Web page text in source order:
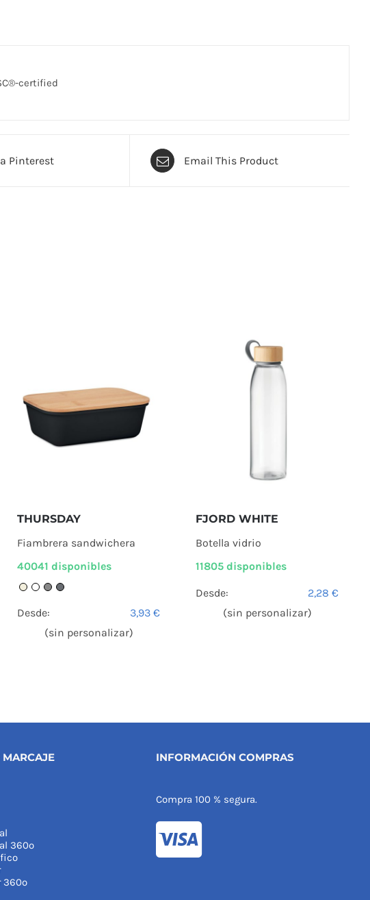
certified
Pinterest Email This Product
THURSDAY
Fiambrera sandwichera
40041 disponibles
Desde: 3,93€
(sin personalizar)
FJORD WHITE
Botella vidrio
11805 disponibles
Desde: 2,28€
(sin personalizar)
MARCAJE
360º
360º
INFORMACIÓN COMPRAS
Compra 100 % segura.